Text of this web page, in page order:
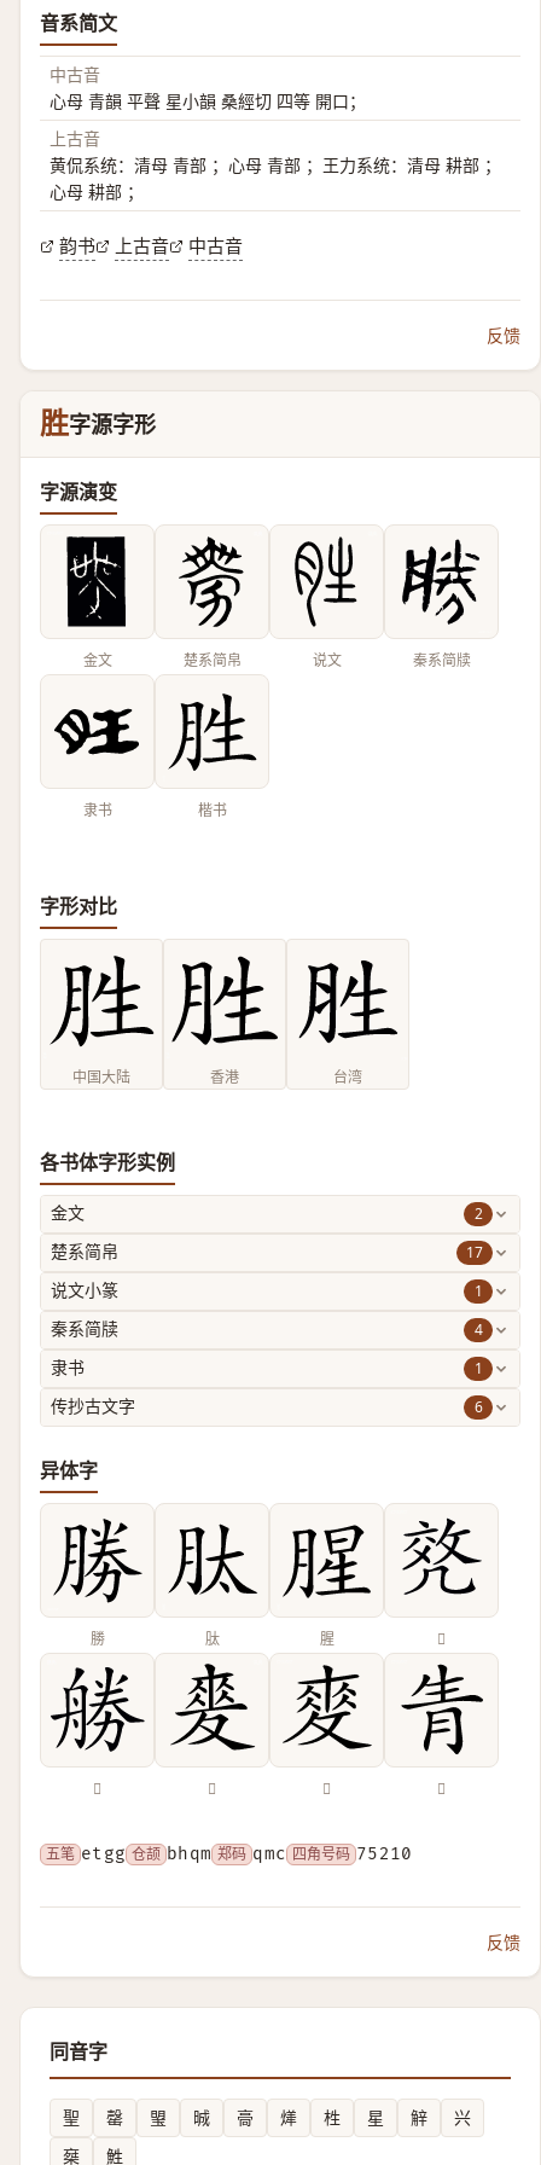
音系简文
中古音
心母 青韻 平聲 星小韻 桑經切 四等 開口；
上古音
黄侃系统：清母 青部 ；心母 青部 ；王力系统：清母 耕部 ；
心母 耕部 ；
韵书 上古音 中古音
反馈
胜字源字形
字源演变
金文 楚系简帛 说文 秦系简牍
隶书 楷书
字形对比
中国大陆 香港 台湾
各书体字形实例
金文 2
楚系简帛 17
说文小篆 1
秦系简牍 4
隶书 1
传抄古文字 6
异体字
勝 肽 腥 𠙟
𠢧 𡕲 𢾶 𤯝
五笔 etgg 仓颉 bhqm 郑码 qmc 四角号码 75210
反馈
同音字
聖 罄 琞 晠 䯧 㷣 栍 星 觪
兴
椉
鮏